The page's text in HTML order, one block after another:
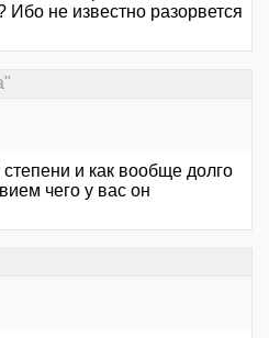
Ибо не известно разорвется
и как вообще долго
чего у вас он